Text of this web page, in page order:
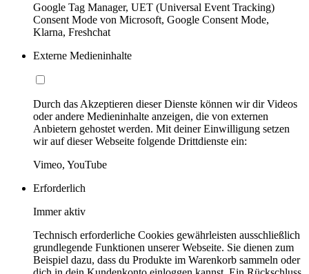
Google Tag Manager, UET (Universal Event Tracking)
Consent Mode von Microsoft, Google Consent Mode,
Klarna, Freshchat
Externe Medieninhalte
Durch das Akzeptieren dieser Dienste können wir dir Videos
oder andere Medieninhalte anzeigen, die von externen
Anbietern gehostet werden. Mit deiner Einwilligung setzen
wir auf dieser Webseite folgende Drittdienste ein:
Vimeo, YouTube
Erforderlich
Immer aktiv
Technisch erforderliche Cookies gewährleisten ausschließlich
grundlegende Funktionen unserer Webseite. Sie dienen zum
Beispiel dazu, dass du Produkte im Warenkorb sammeln oder